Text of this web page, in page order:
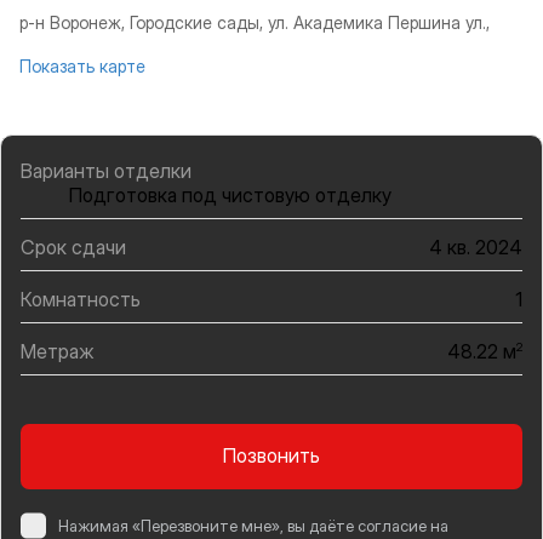
р-н Воронеж, Городские сады, ул. Академика Першина ул.,
Показать карте
Варианты отделки
Подготовка под чистовую отделку
Срок сдачи 4 кв. 2024
Комнатность 1
Метраж 48.22 м2
Позвонить
Нажимая «Перезвоните мне», вы даёте согласие на